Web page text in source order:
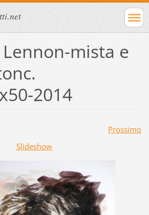
Lennon-mista e
2014
Prossimo
Slideshow